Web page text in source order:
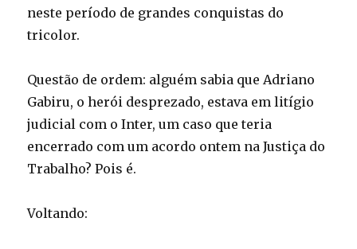
neste período de grandes conquistas do
tricolor.
Questão de ordem: alguém sabia que Adriano
Gabiru, o herói desprezado, estava em litígio
judicial com o Inter, um caso que teria
encerrado com um acordo ontem na Justiça do
Trabalho? Pois é.
Voltando: